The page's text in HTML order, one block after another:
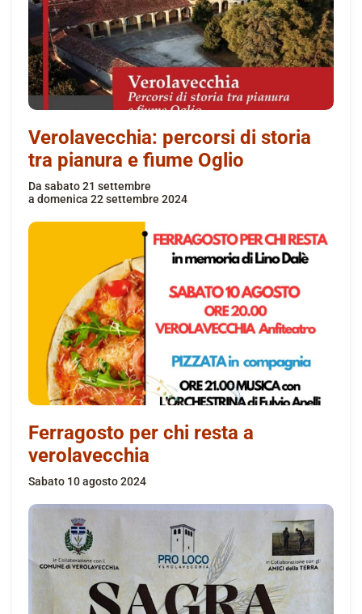
Verolavecchia: percorsi di storia
tra pianura e fiume Oglio
da sabato 21 settembre
a domenica 22 settembre 2024
Ferragosto per chi resta a
verolavecchia
sabato 10 agosto 2024